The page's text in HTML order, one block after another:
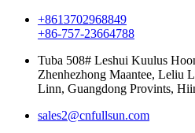
+8613702968849
+86-757-23664788
Tuba 508# Leshui Kuulus
Zhenhezhong Maantee, Leliu
Linn, Guangdong Provints,
sales2@cnfullsun.com